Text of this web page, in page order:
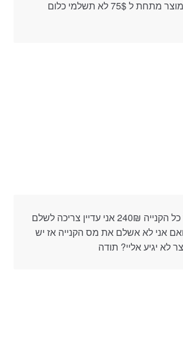
אם עלות המוצר מתחת ל 75$ לא תשלמי כלום
אם יצא לי סך כל הקנייה 240₪ אני עדיין צריכה לשלם
אני לא אשלם את מס הקנייה אז יש
לא יגיע אליי? תודה